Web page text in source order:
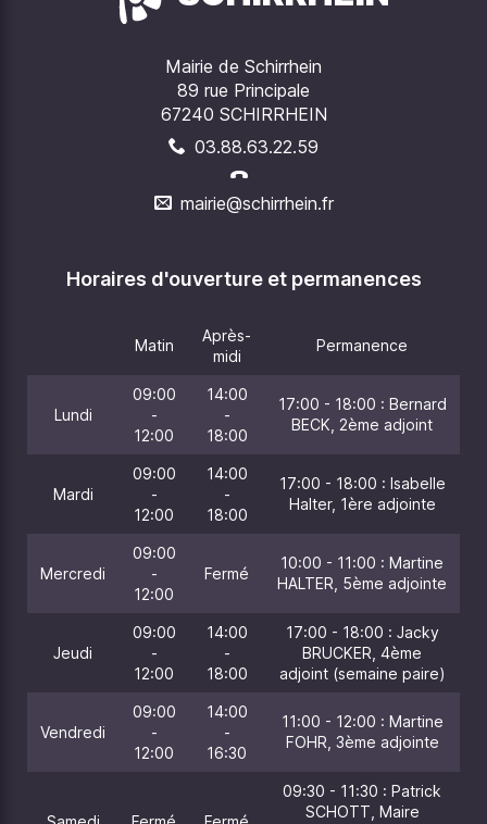
Mairie de Schirrhein
89 rue Principale
67240 SCHIRRHEIN
03.88.63.22.59
mairie@schirrhein.fr
Horaires d'ouverture et permanences
Matin
Après-
midi
Permanence
Lundi
09:00
-
12:00
14:00
-
18:00
17:00 - 18:00 : Bernard
BECK, 2ème adjoint
Mardi
09:00
-
12:00
14:00
-
18:00
17:00 - 18:00 : Isabelle
Halter, 1ère adjointe
Mercredi
09:00
-
12:00
Fermé
10:00 - 11:00 : Martine
HALTER, 5ème adjointe
Jeudi
09:00
-
12:00
14:00
-
18:00
17:00 - 18:00 : Jacky
BRUCKER, 4ème
adjoint (semaine paire)
Vendredi
09:00
-
12:00
14:00
-
16:30
11:00 - 12:00 : Martine
FOHR, 3ème adjointe
09:30 - 11:30 : Patrick
SCHOTT, Maire